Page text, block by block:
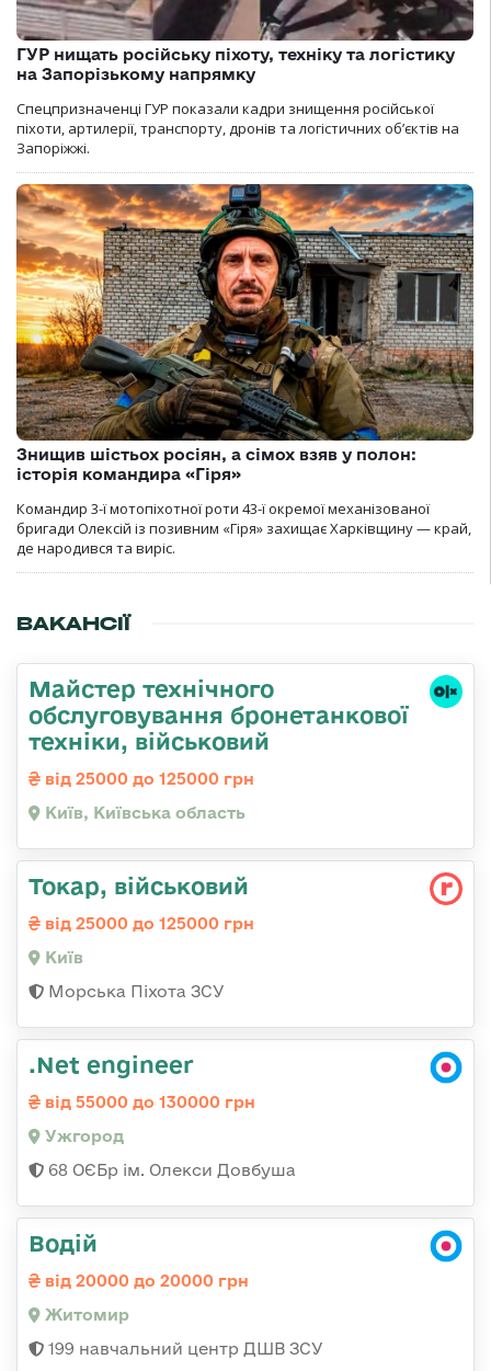
ГУР нищать російську піхоту, техніку та логістику
на Запорізькому напрямку
Спецпризначенці ГУР показали кадри знищення російської
піхоти, артилерії, транспорту, дронів та логістичних об’єктів на
Запоріжжі.
Знищив шістьох росіян, а сімох взяв у полон:
історія командира «Гіря»
Командир 3-ї мотопіхотної роти 43-ї окремої механізованої
бригади Олексій із позивним «Гіря» захищає Харківщину — край,
де народився та виріс.
ВАКАНСІЇ
Майстер технічного
обслуговування бронетанкової
техніки, військовий
від 25000 до 125000 грн
Київ, Київська область
Токаp, військовий
від 25000 до 125000 грн
Київ
Морська Піхота ЗСУ
.Net engineer
від 55000 до 130000 грн
Ужгород
68 ОЄБр ім. Олекси Довбуша
Водій
від 20000 до 20000 грн
Житомир
199 навчальний центр ДШВ ЗСУ